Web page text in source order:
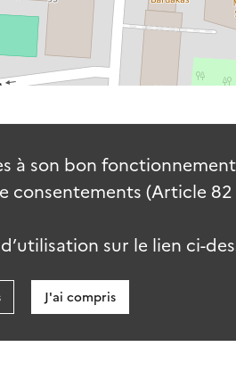
à son bon
consentements (Article
sur le lien ci-
J'ai compris